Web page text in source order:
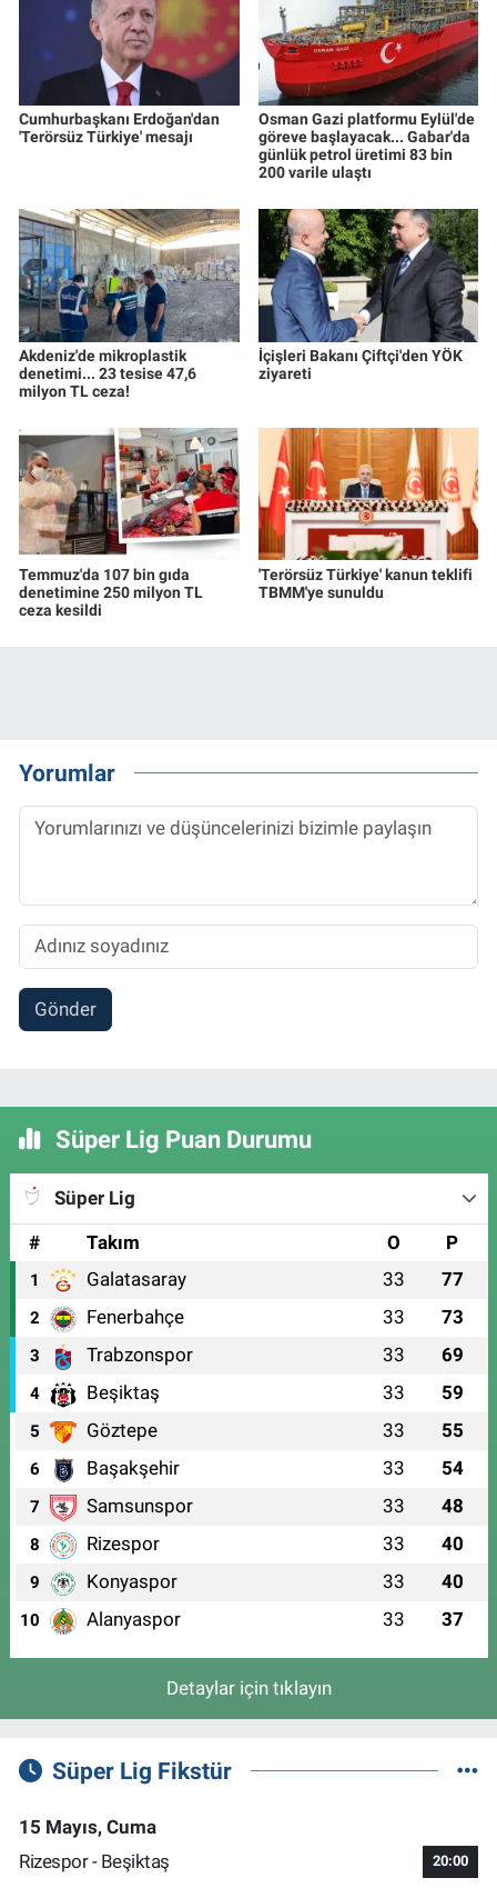
Cumhurbaşkanı Erdoğan'dan
'Terörsüz Türkiye' mesajı
Osman Gazi platformu Eylül'de
göreve başlayacak... Gabar'da
günlük petrol üretimi 83 bin
200 varile ulaştı
Akdeniz'de mikroplastik
denetimi... 23 tesise 47,6
milyon TL ceza!
İçişleri Bakanı Çiftçi'den YÖK
ziyareti
Temmuz'da 107 bin gıda
denetimine 250 milyon TL
ceza kesildi
'Terörsüz Türkiye' kanun teklifi
TBMM'ye sunuldu
Yorumlar
Gönder
Süper Lig Puan Durumu
Süper Lig
#
Takım O P
1 Galatasaray 33 77
2 Fenerbahçe 33 73
3 Trabzonspor 33 69
4 Beşiktaş 33 59
5 Göztepe 33 55
6 Başakşehir 33 54
7 Samsunspor 33 48
8 Rizespor 33 40
9 Konyaspor 33 40
10 Alanyaspor 33 37
Detaylar için tıklayın
Süper Lig Fikstür
15 Mayıs, Cuma
Rizespor - Beşiktaş
20:00